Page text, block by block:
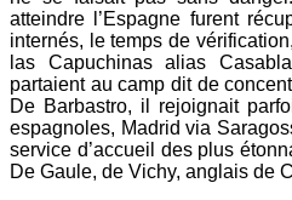
atteindre l’Espagne furent
internés, le temps de
las Capuchinas alias
partaient au camp dit de
De Barbastro, il rejoignait
espagnoles, Madrid via
service d’accueil des plus
De Gaule, de Vichy, anglais de